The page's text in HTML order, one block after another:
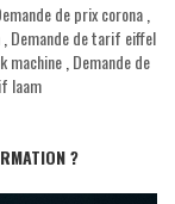
de prix corona,
,Demande de tarif eiffel
machine,Demande de
laam
?